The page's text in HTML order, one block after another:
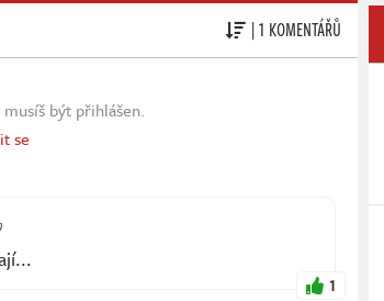
| 1 KOMENTÁŘŮ
být přihlášen.
se
1